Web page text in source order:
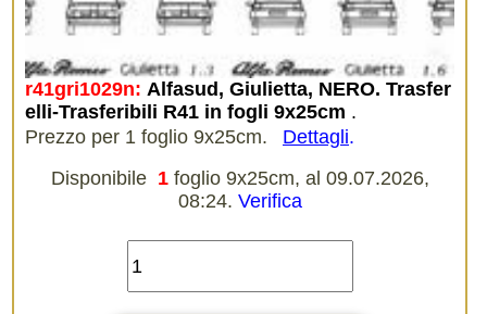
r41gri1029n: Alfasud, Giulietta, NERO. Trasfer
elli-Trasferibili R41 in fogli 9x25cm .
Prezzo per 1 foglio 9x25cm.
Dettagli.
Disponibile 1 foglio 9x25cm, al 09.07.2026,
08:24. Verifica